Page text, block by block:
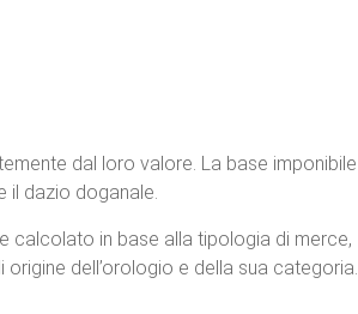
dal loro valore. La base imponibile
il dazio doganale.
calcolato in base alla tipologia di merce,
dell’orologio e della sua categoria.